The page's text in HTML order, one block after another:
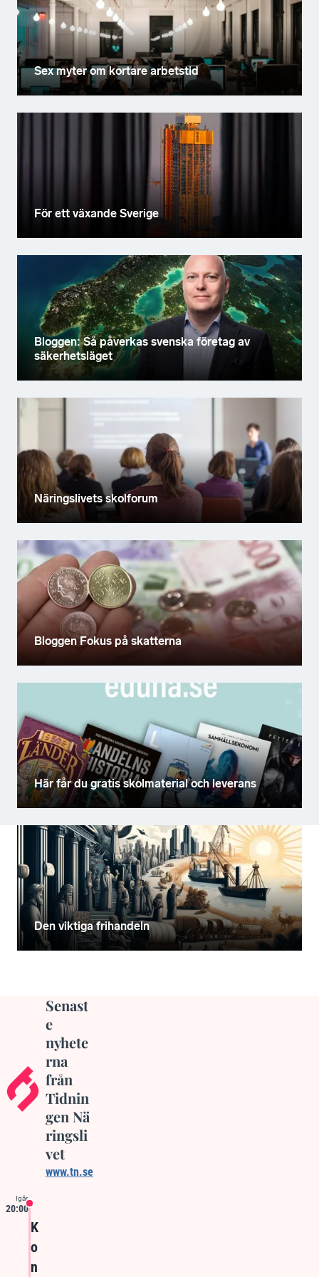
Sex myter om kortare arbetstid
För ett växande Sverige
Bloggen: Så påverkas svenska företag av
säkerhetsläget
Näringslivets skolforum
Bloggen Fokus på skatterna
Här får du gratis skolmaterial och leverans
Den viktiga frihandeln
Senast
e
nyhete
rna
från
Tidnin
gen Nä
ringsli
vet
www.tn.se
Igår
20:00
K
o
n